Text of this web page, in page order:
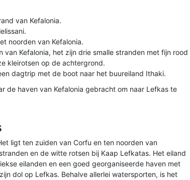
van Kefalonia.
noorden van Kefalonia.
Kefalonia, het zijn drie smalle stranden met fijn rood
kleirotsen op de achtergrond.
dagtrip met de boot naar het buureiland Ithaki.
de haven van Kefalonia gebracht om naar Lefkas te
ligt ten zuiden van Corfu en ten noorden van
en de witte rotsen bij Kaap Lefkatas. Het eiland
eilanden en een goed georganiseerde haven met
dol op Lefkas. Behalve allerlei watersporten, is het